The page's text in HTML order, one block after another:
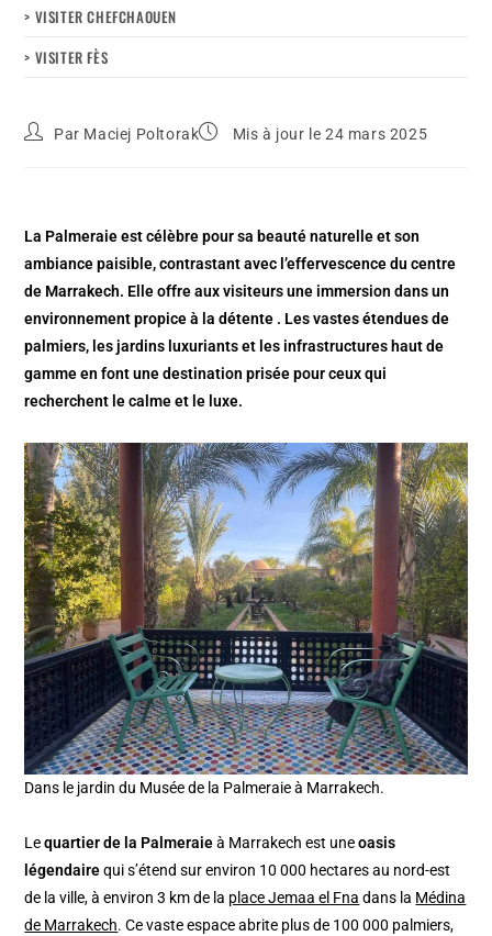
> VISITER CHEFCHAOUEN
> VISITER FÈS
Par Maciej Poltorak Mis à jour le 24 mars 2025
La Palmeraie est célèbre pour sa beauté naturelle et son
ambiance paisible, contrastant avec l’effervescence du centre
de Marrakech. Elle offre aux visiteurs une immersion dans un
environnement propice à la détente . Les vastes étendues de
palmiers, les jardins luxuriants et les infrastructures haut de
gamme en font une destination prisée pour ceux qui
recherchent le calme et le luxe. ​
Dans le jardin du Musée de la Palmeraie à Marrakech.
Lequartier de la Palmeraieà Marrakech est uneoasis
légendairequi s’étend sur environ 10 000 hectares au nord-est
de la ville, à environ 3 km de la place Jemaa el Fna dans la Médina
de Marrakech. Ce vaste espace abrite plus de 100 000 palmiers,